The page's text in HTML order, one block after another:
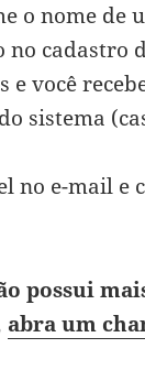
o nome de
cadastro
e você
sistema
no e-mail e
possui
abra um